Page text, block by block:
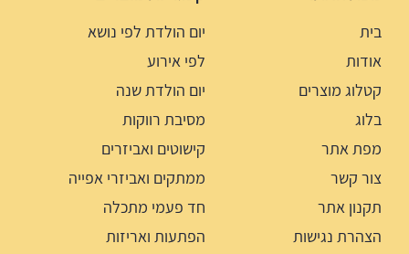
בית
אודות
קטלוג מוצרים
בלוג
מפת אתר
צור קשר
תקנון אתר
הצהרת נגישות
יום הולדת לפי נושא
לפי אירוע
יום הולדת שנה
מסיבת רווקות
קישוטים ואביזרים
ממתקים ואביזרי אפייה
חד פעמי מתכלה
הפתעות ואריזות